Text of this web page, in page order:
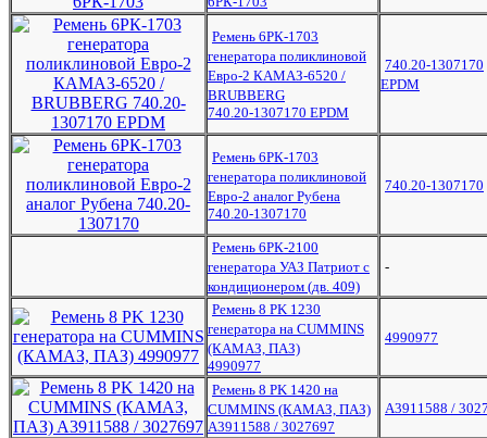
Ремень 6РК-1703
генератора поликлиновой
Евро-2 КАМАЗ-6520 /
BRUBBERG
740.20-1307170 EPDM
740.20-1307170
EPDM
Ремень 6РК-1703
генератора поликлиновой
Евро-2 аналог Рубена
740.20-1307170
740.20-1307170
Ремень 6РК-2100
генератора УАЗ Патриот с
кондиционером (дв. 409)
-
Ремень 8 РK 1230
генератора на CUMMINS
(КАМАЗ, ПАЗ)
4990977
4990977
Ремень 8 РK 1420 на
CUMMINS (КАМАЗ, ПАЗ)
A3911588 / 3027697
A3911588 /